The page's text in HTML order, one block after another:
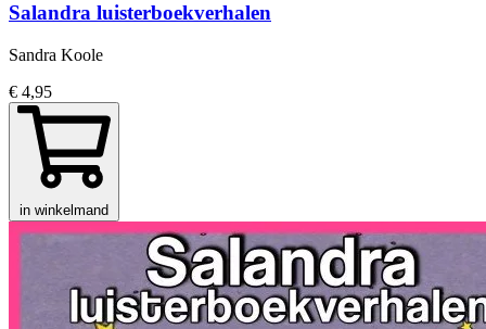
Salandra luisterboekverhalen
Sandra Koole
€ 4,95
in winkelmand